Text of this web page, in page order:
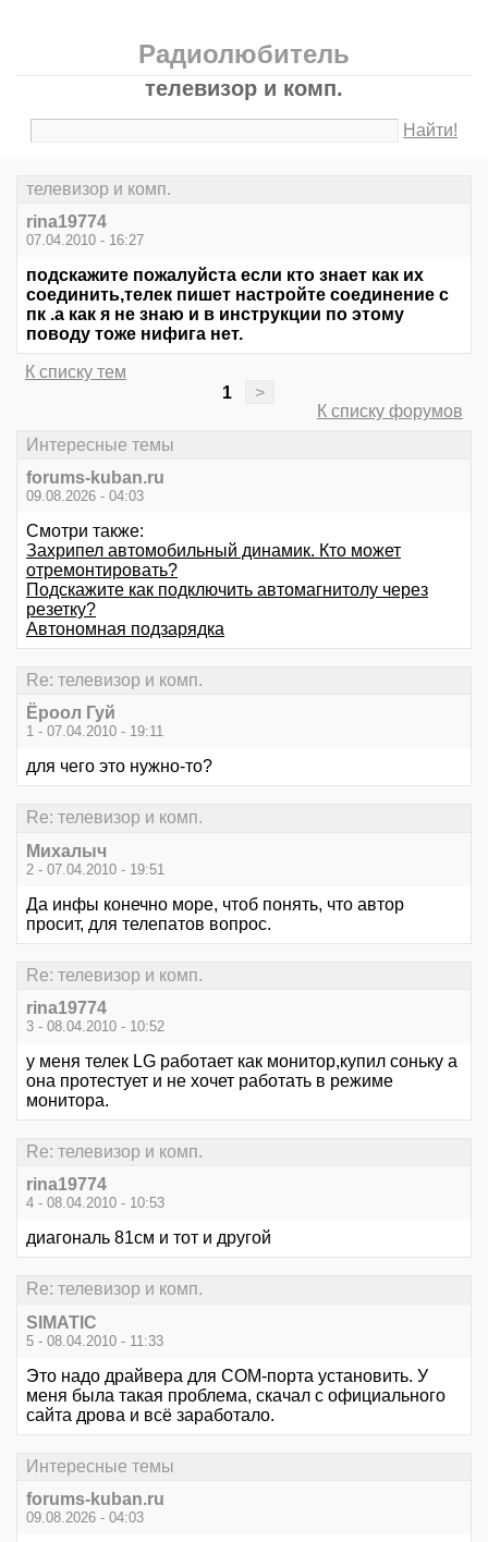
Радиолюбитель
телевизор и комп.
Найти!
телевизор и комп.
rina19774
07.04.2010 - 16:27
подскажите пожалуйста если кто знает как их
соединить,телек пишет настройте соединение с
пк .а как я не знаю и в инструкции по этому
поводу тоже нифига нет.
К списку тем
1
>
К списку форумов
Интересные темы
forums-kuban.ru
09.08.2026 - 04:03
Смотри также:
Захрипел автомобильный динамик. Кто может
отремонтировать?
Подскажите как подключить автомагнитолу через
резетку?
Автономная подзарядка
Re: телевизор и комп.
Ёроол Гуй
1 - 07.04.2010 - 19:11
для чего это нужно-то?
Re: телевизор и комп.
Михалыч
2 - 07.04.2010 - 19:51
Да инфы конечно море, чтоб понять, что автор
просит, для телепатов вопрос.
Re: телевизор и комп.
rina19774
3 - 08.04.2010 - 10:52
у меня телек LG работает как монитор,купил соньку а
она протестует и не хочет работать в режиме
монитора.
Re: телевизор и комп.
rina19774
4 - 08.04.2010 - 10:53
диагональ 81см и тот и другой
Re: телевизор и комп.
SIMATIC
5 - 08.04.2010 - 11:33
Это надо драйвера для СОМ-порта установить. У
меня была такая проблема, скачал с официального
сайта дрова и всё заработало.
Интересные темы
forums-kuban.ru
09.08.2026 - 04:03